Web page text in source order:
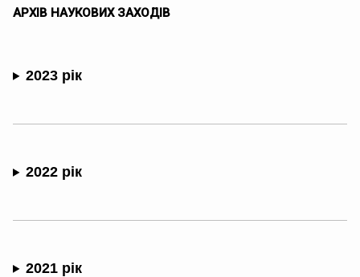
АРХІВ НАУКОВИХ ЗАХОДІВ
2023 рік
2022 рік
2021 рік